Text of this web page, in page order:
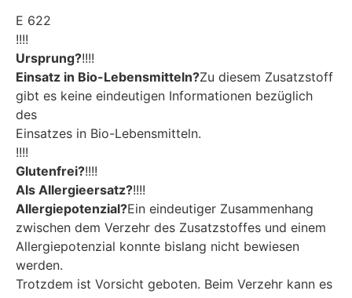
E 622
!!!!
Ursprung?!!!!
Einsatz in Bio-Lebensmitteln?Zu diesem Zusatzstoff
gibt es keine eindeutigen Informationen bezüglich
des
Einsatzes in Bio-Lebensmitteln.
!!!!
Glutenfrei?!!!!
Als Allergieersatz?!!!!
Allergiepotenzial?Ein eindeutiger Zusammenhang
zwischen dem Verzehr des Zusatzstoffes und einem
Allergiepotenzial konnte bislang nicht bewiesen
werden.
Trotzdem ist Vorsicht geboten. Beim Verzehr kann es